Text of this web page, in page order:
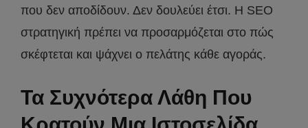
που δεν αποδίδουν. Δεν δουλεύει έτσι. Η SEO
στρατηγική πρέπει να προσαρμόζεται στο πώς
σκέφτεται και ψάχνει ο πελάτης κάθε αγοράς.
Τα Συχνότερα Λάθη Που